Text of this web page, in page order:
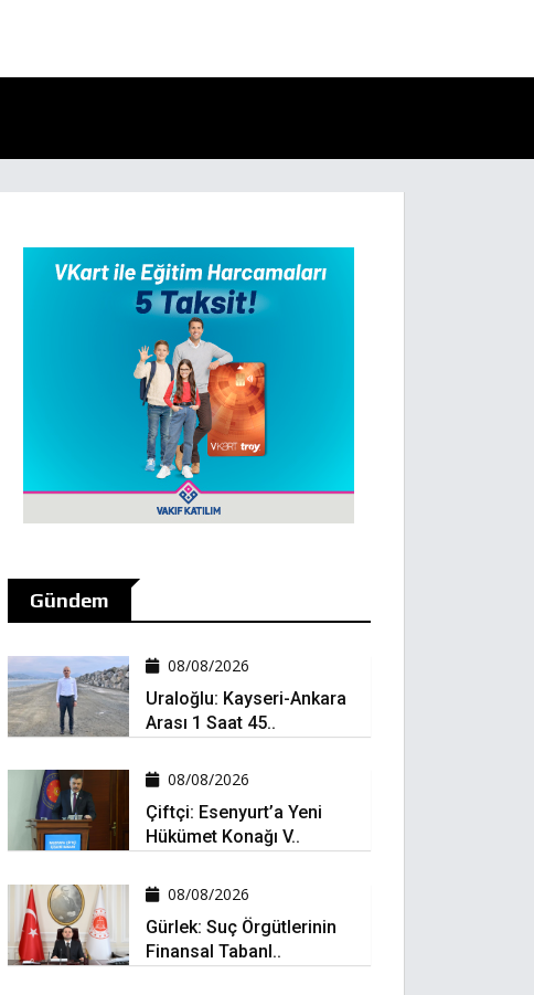
Gündem
08/08/2026
Uraloğlu: Kayseri-Ankara
Arası 1 Saat 45..
08/08/2026
Çiftçi: Esenyurt’a Yeni
Hükümet Konağı V..
08/08/2026
Gürlek: Suç Örgütlerinin
Finansal Tabanl..